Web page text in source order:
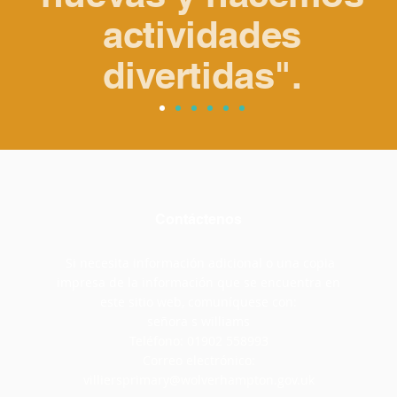
actividades
divertidas".